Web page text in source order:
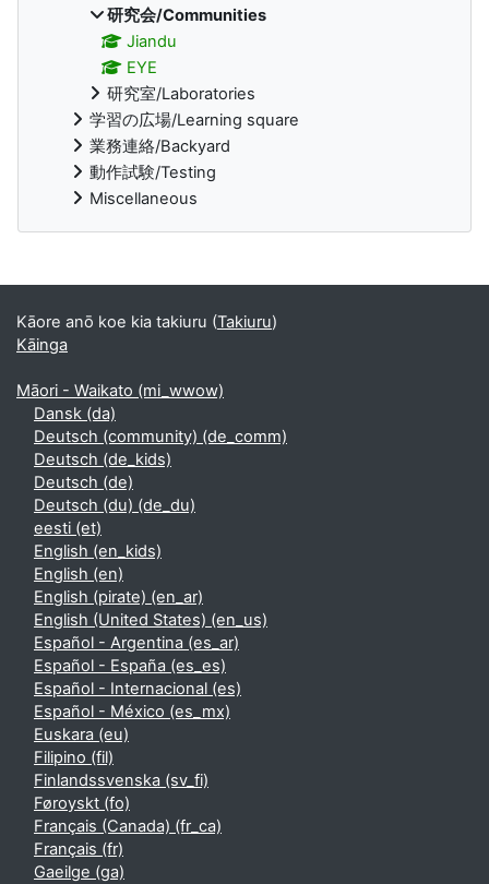
研究会/Communities
Jiandu
EYE
研究室/Laboratories
学習の広場/Learning square
業務連絡/Backyard
動作試験/Testing
Miscellaneous
Supplementary blocks
Kāore anō koe kia takiuru (Takiuru)
Kāinga
Māori - Waikato ‎(mi_wwow)‎
Dansk ‎(da)‎
Deutsch (community) ‎(de_comm)‎
Deutsch ‎(de_kids)‎
Deutsch ‎(de)‎
Deutsch (du) ‎(de_du)‎
eesti ‎(et)‎
English ‎(en_kids)‎
English ‎(en)‎
English (pirate) ‎(en_ar)‎
English (United States) ‎(en_us)‎
Español - Argentina ‎(es_ar)‎
Español - España ‎(es_es)‎
Español - Internacional ‎(es)‎
Español - México ‎(es_mx)‎
Euskara ‎(eu)‎
Filipino ‎(fil)‎
Finlandssvenska ‎(sv_fi)‎
Føroyskt ‎(fo)‎
Français (Canada) ‎(fr_ca)‎
Français ‎(fr)‎
Gaeilge ‎(ga)‎